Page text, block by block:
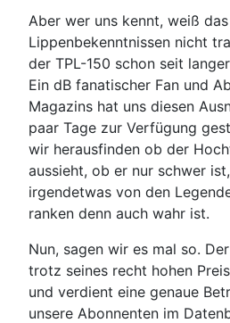
Aber wer uns kennt, weiß
Lippenbekenntnissen nicht
der TPL-150 schon seit
Ein dB fanatischer Fan und
Magazins hat uns diesen
paar Tage zur Verfügung
wir herausfinden ob der
aussieht, ob er nur schwer
irgendetwas von den
ranken denn auch wahr ist.
Nun, sagen wir es mal so.
trotz seines recht hohen
und verdient eine genaue
unsere Abonnenten im